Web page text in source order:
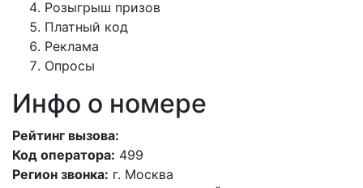
Розыгрыш призов
Платный код
Реклама
Опросы
Инфо о номере
Рейтинг вызова:
Код оператора: 499
Регион звонка: г. Москва